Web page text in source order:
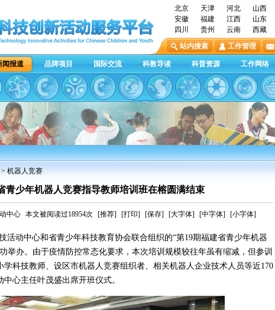
北京 天津 河北 山西
安徽
福建 江西 山东
四川
贵州 云南 西藏
站内搜索
工作管理
闻报道 品牌项目 国际交流 科教导读 科普资源 工作网络
> 机器人竞赛
青少年机器人竞赛指导教师培训班在榕圆满结束
中心 本文被阅读过18954次 [推荐] [打印] [保存] [大字体] [中字体] [小字体]
动中心和省青少年科技教育协会联合组织的“第19期福建省青少年机器
举办。由于疫情防控常态化要求，本次培训规模较往年虽有缩减，但参训
科技教师、设区市机器人竞赛组织者、相关机器人企业技术人员等近170
心主任叶茂盛出席开班仪式。